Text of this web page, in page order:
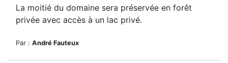
La moitié du domaine sera préservée en forêt
privée avec accès à un lac privé.
Par : André Fauteux